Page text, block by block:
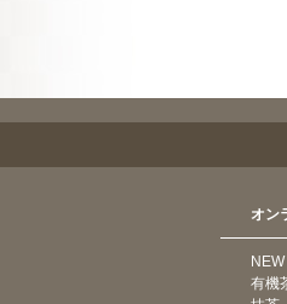
オン
有機